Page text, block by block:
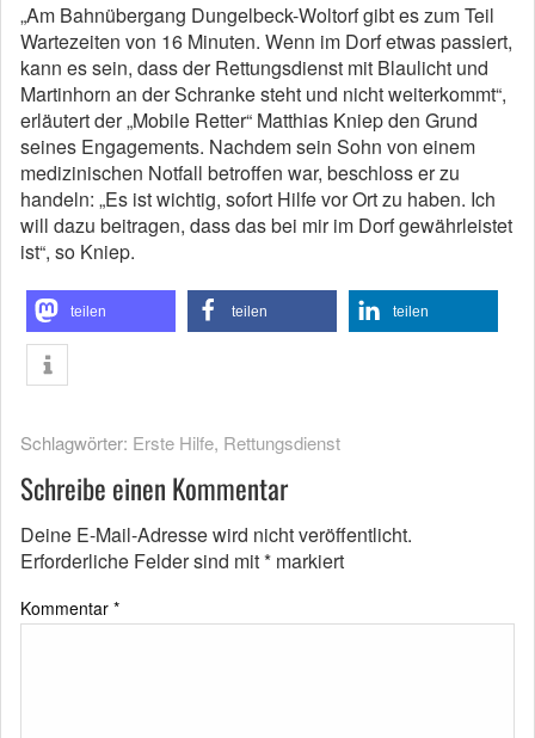
„Am Bahnübergang Dungelbeck-Woltorf gibt es zum Teil
Wartezeiten von 16 Minuten. Wenn im Dorf etwas passiert,
kann es sein, dass der Rettungsdienst mit Blaulicht und
Martinhorn an der Schranke steht und nicht weiterkommt“,
erläutert der „Mobile Retter“ Matthias Kniep den Grund
seines Engagements. Nachdem sein Sohn von einem
medizinischen Notfall betroffen war, beschloss er zu
handeln: „Es ist wichtig, sofort Hilfe vor Ort zu haben. Ich
will dazu beitragen, dass das bei mir im Dorf gewährleistet
ist“, so Kniep.
teilen teilen teilen
Schlagwörter: Erste Hilfe, Rettungsdienst
Schreibe einen Kommentar
Deine E-Mail-Adresse wird nicht veröffentlicht.
Erforderliche Felder sind mit* markiert
Kommentar *